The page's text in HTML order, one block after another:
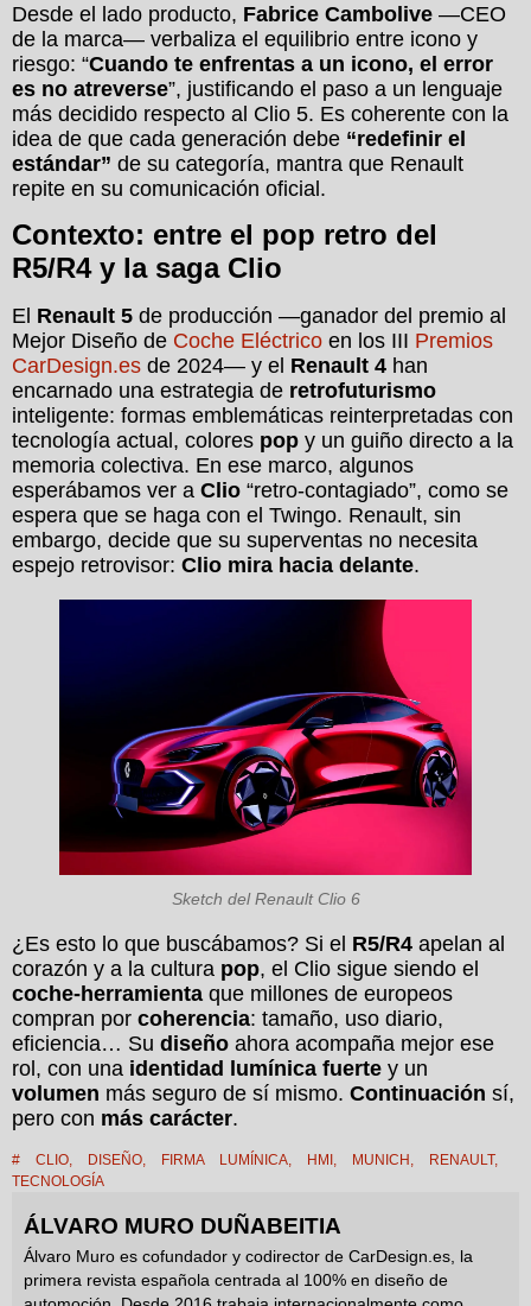
Desde el lado producto, Fabrice Cambolive —CEO
de la marca— verbaliza el equilibrio entre icono y
riesgo: “Cuando te enfrentas a un icono, el error
es no atreverse”, justificando el paso a un lenguaje
más decidido respecto al Clio 5. Es coherente con la
idea de que cada generación debe “redefinir el
estándar” de su categoría, mantra que Renault
repite en su comunicación oficial.
Contexto: entre el pop retro del
R5/R4 y la saga Clio
El Renault 5 de producción —ganador del premio al
Mejor Diseño de Coche Eléctrico en los III Premios
CarDesign.es de 2024— y el Renault 4 han
encarnado una estrategia de retrofuturismo
inteligente: formas emblemáticas reinterpretadas con
tecnología actual, colores pop y un guiño directo a la
memoria colectiva. En ese marco, algunos
esperábamos ver a Clio “retro-contagiado”, como se
espera que se haga con el Twingo. Renault, sin
embargo, decide que su superventas no necesita
espejo retrovisor: Clio mira hacia delante.
Sketch del Renault Clio 6
¿Es esto lo que buscábamos? Si el R5/R4 apelan al
corazón y a la cultura pop, el Clio sigue siendo el
coche-herramienta que millones de europeos
compran por coherencia: tamaño, uso diario,
eficiencia… Su diseño ahora acompaña mejor ese
rol, con una identidad lumínica fuerte y un
volumen más seguro de sí mismo. Continuación sí,
pero con más carácter.
# CLIO, DISEÑO, FIRMA LUMÍNICA, HMI, MUNICH, RENAULT,
TECNOLOGÍA
ÁLVARO MURO DUÑABEITIA
Álvaro Muro es cofundador y codirector de CarDesign.es, la
primera revista española centrada al 100% en diseño de